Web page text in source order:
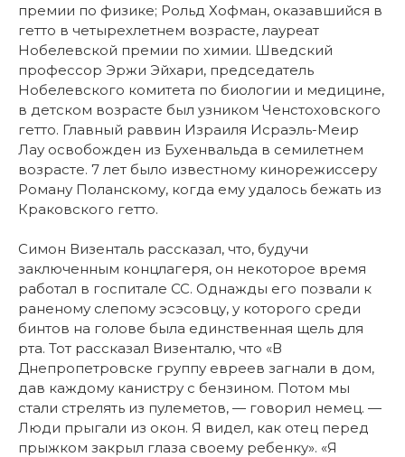
премии по физике; Рольд Хофман, оказавшийся в
гетто в четырехлетнем возрасте, лауреат
Нобелевской премии по химии. Шведский
профессор Эржи Эйхари, председатель
Нобелевского комитета по биологии и медицине,
в детском возрасте был узником Ченстоховского
гетто. Главный раввин Израиля Исраэль-Меир
Лау освобожден из Бухенвальда в семилетнем
возрасте. 7 лет было известному кинорежиссеру
Роману Поланскому, когда ему удалось бежать из
Краковского гетто.
Симон Визенталь рассказал, что, будучи
заключенным концлагеря, он некоторое время
работал в госпитале СС. Однажды его позвали к
раненому слепому эсэсовцу, у которого среди
бинтов на голове была единственная щель для
рта. Тот рассказал Визенталю, что «В
Днепропетровске группу евреев загнали в дом,
дав каждому канистру с бензином. Потом мы
стали стрелять из пулеметов, — говорил немец. —
Люди прыгали из окон. Я видел, как отец перед
прыжком закрыл глаза своему ребенку». «Я